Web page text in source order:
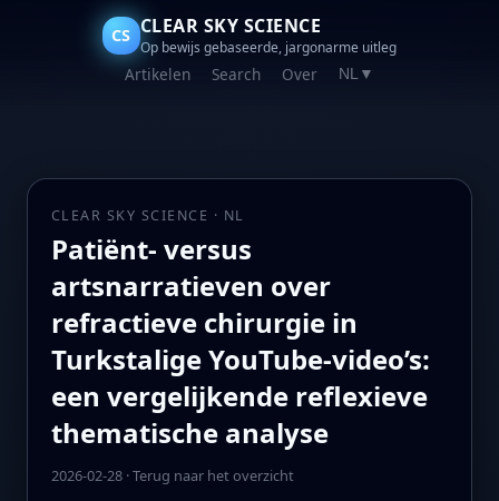
CS CLEAR SKY SCIENCE
Op bewijs gebaseerde, jargonarme uitleg
Artikelen Search Over NL ▼
CLEAR SKY SCIENCE · NL
Patiënt- versus
artsnarratieven over
refractieve chirurgie in
Turkstalige YouTube-video’s:
een vergelijkende reflexieve
thematische analyse
2026-02-28·Terug naar het overzicht